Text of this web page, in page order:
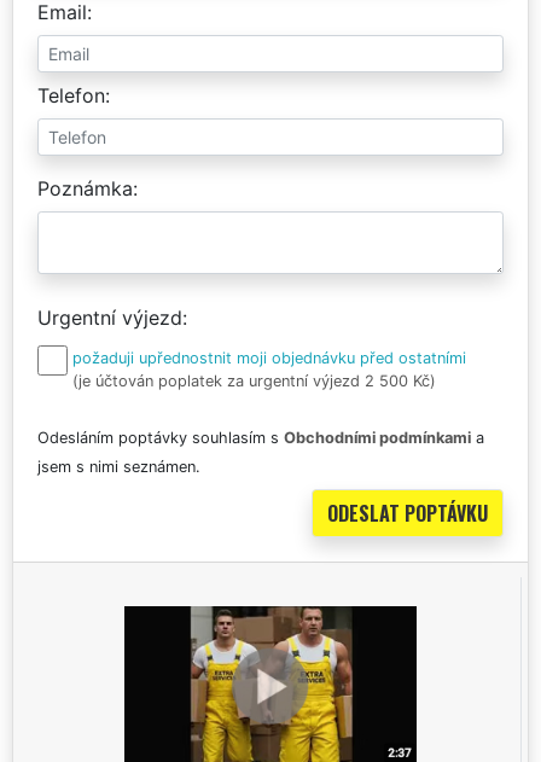
Email
Telefon
Poznámka
Urgentní výjezd
požaduji upřednostnit moji objednávku před ostatními
(je účtován poplatek za urgentní výjezd 2 500 Kč)
Odesláním poptávky souhlasím s Obchodními podmínkami a
jsem s nimi seznámen.